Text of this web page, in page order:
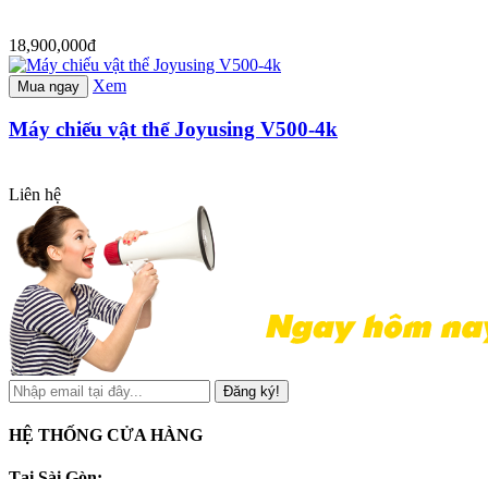
18,900,000đ
Mua ngay Xem
Máy chiếu vật thể Joyusing V500-4k
Liên hệ
Đăng ký!
HỆ THỐNG CỬA HÀNG